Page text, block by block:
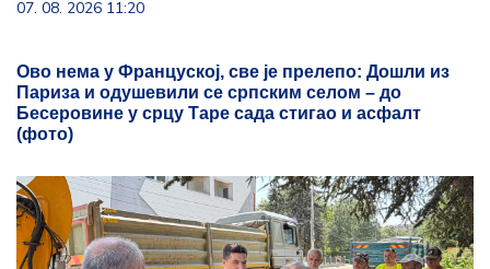
07. 08. 2026 11:20
Ово нема у Француској, све је прелепо: Дошли из
Париза и одушевили се српским селом – до
Бесеровине у срцу Таре сада стигао и асфалт
(фото)